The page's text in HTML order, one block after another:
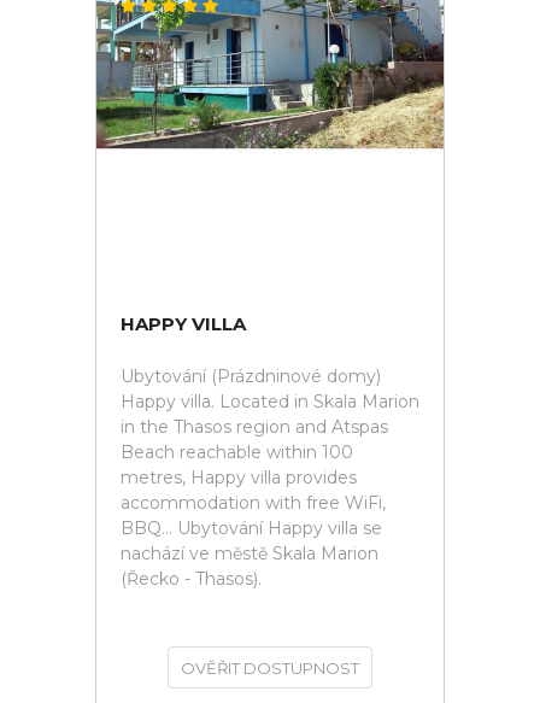
HAPPY VILLA
Ubytování (Prázdninové domy)
Happy villa. Located in Skala Marion
in the Thasos region and Atspas
Beach reachable within 100
metres, Happy villa provides
accommodation with free WiFi,
BBQ... Ubytování Happy villa se
nachází ve městě Skala Marion
(Řecko - Thasos).
OVĚŘIT DOSTUPNOST